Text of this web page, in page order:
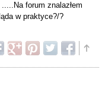
forum znalazłem
w praktyce?/?